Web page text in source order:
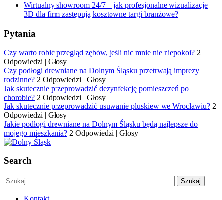
Wirtualny showroom 24/7 – jak profesjonalne wizualizacje
3D dla firm zastępują kosztowne targi branżowe?
Pytania
Czy warto robić przegląd zębów, jeśli nic mnie nie niepokoi? 2
Odpowiedzi | Głosy
Czy podłogi drewniane na Dolnym Śląsku przetrwają imprezy
rodzinne? 2 Odpowiedzi | Głosy
Jak skutecznie przeprowadzić dezynfekcję pomieszczeń po
chorobie? 2 Odpowiedzi | Głosy
Jak skutecznie przeprowadzić usuwanie pluskiew we Wrocławiu? 2
Odpowiedzi | Głosy
Jakie podłogi drewniane na Dolnym Śląsku będą najlepsze do
mojego mieszkania? 2 Odpowiedzi | Głosy
Search
Kontakt